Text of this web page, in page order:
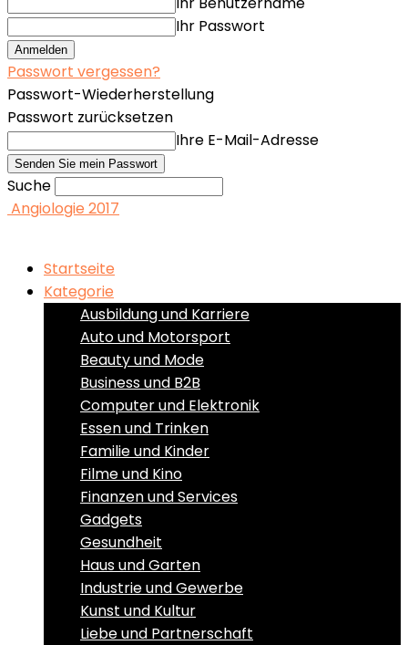
Ihr Passwort
Passwort vergessen?
Passwort-Wiederherstellung
Passwort zurücksetzen
Ihre E-Mail-Adresse
Suche
Angiologie 2017
Startseite
Kategorie
Ausbildung und Karriere
Auto und Motorsport
Beauty und Mode
Business und B2B
Computer und Elektronik
Essen und Trinken
Familie und Kinder
Filme und Kino
Finanzen und Services
Gadgets
Gesundheit
Haus und Garten
Industrie und Gewerbe
Kunst und Kultur
Liebe und Partnerschaft